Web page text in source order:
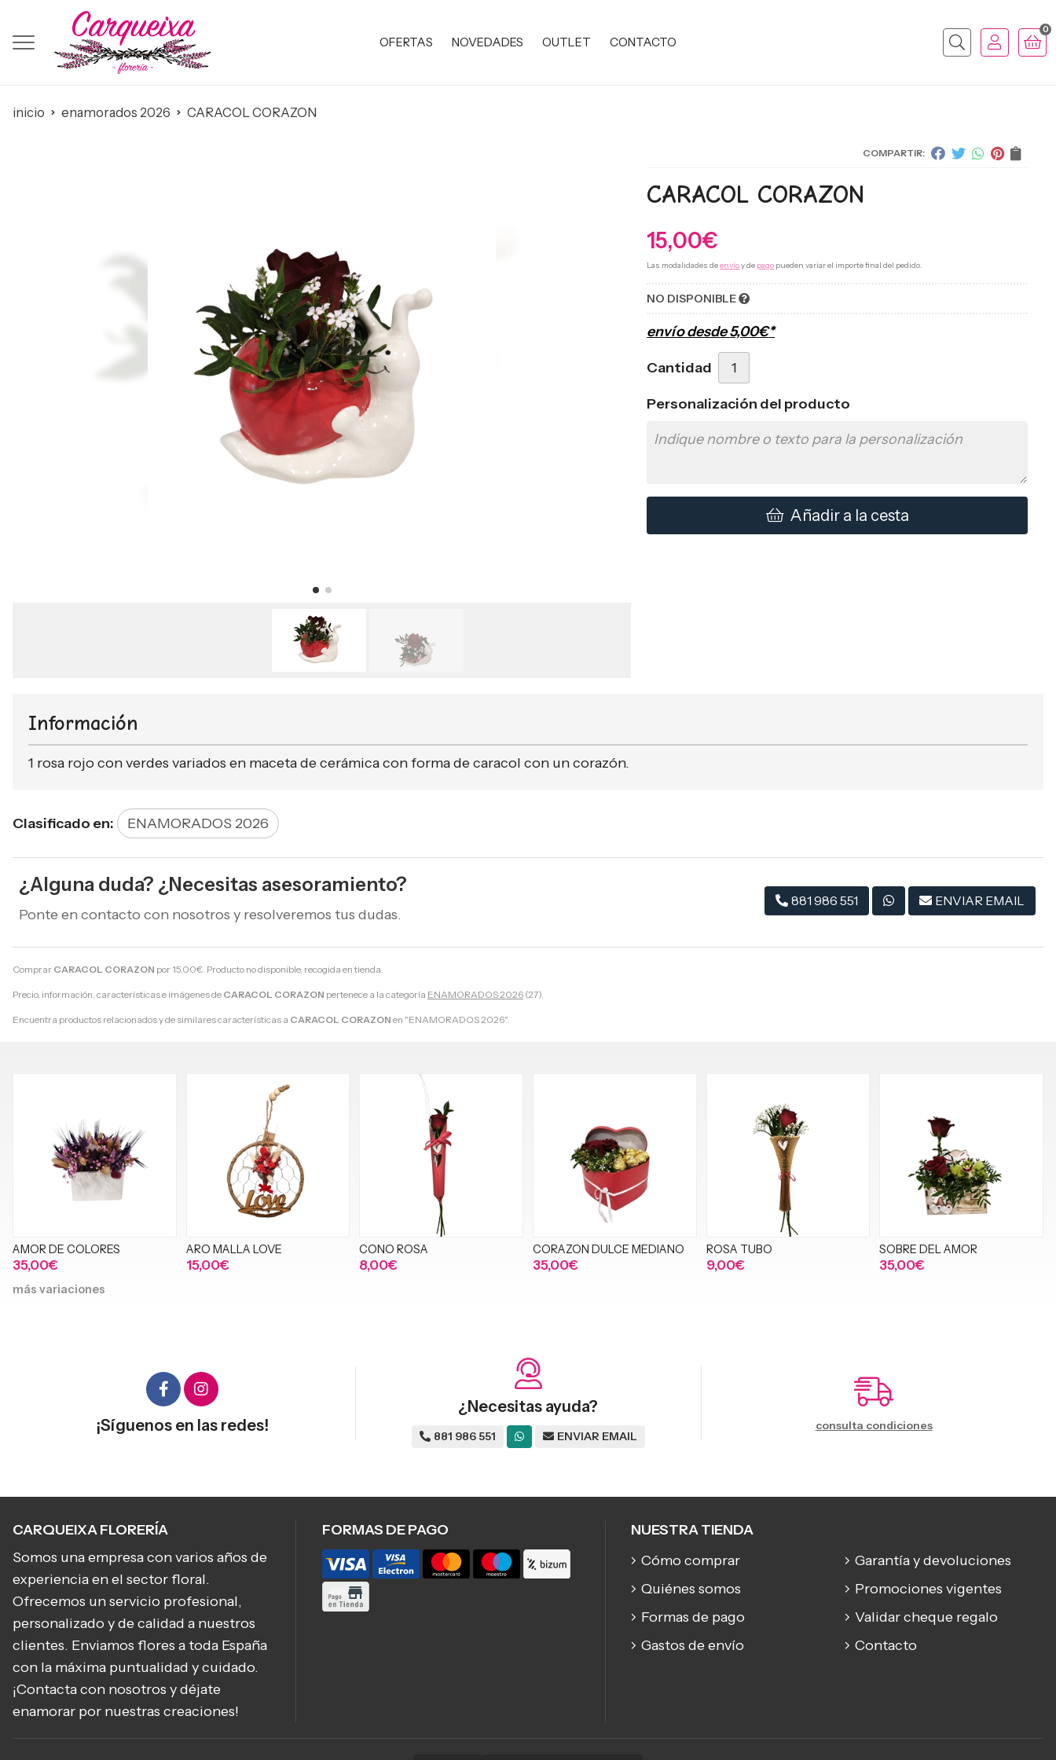
OFERTAS NOVEDADES OUTLET CONTACTO
Buscar
0
inicio enamorados 2026 CARACOL CORAZON
COMPARTIR:
CARACOL CORAZON
15,00€
Las modalidades deenvíoy de pago pueden variar el importe final del pedido.
NO DISPONIBLE
envío desde5,00€*
Cantidad
Personalización del producto
Añadir a la cesta
Comprar CARACOL CORAZON por 15,00€ . Producto no disponible, recogida en tienda.
Precio, información, características e imágenes de CARACOL CORAZON pertenece a la categoría ENAMORADOS 2026 (27).
Encuentra productos relacionados y de similares características a CARACOL CORAZON en "ENAMORADOS 2026".
Información
1 rosa rojo con verdes variados en maceta de cerámica con forma de caracol con un corazón.
Clasificado en: ENAMORADOS 2026
¿Alguna duda? ¿Necesitas asesoramiento?
Ponte en contacto con nosotros y resolveremos tus dudas.
881 986 551 ENVIAR EMAIL
AMOR DE COLORES
35,00€
más variaciones
ARO MALLA LOVE
15,00€
CONO ROSA
8,00€
CORAZON DULCE MEDIANO
35,00€
ROSA TUBO
9,00€
SOBRE DEL AMOR
35,00€
¡Síguenos en las redes!
¿Necesitas ayuda?
881 986 551 ENVIAR EMAIL
consulta condiciones
CARQUEIXA FLORERÍA
Somos una empresa con varios años de
experiencia en el sector floral.
Ofrecemos un servicio profesional,
personalizado y de calidad a nuestros
clientes. Enviamos flores a toda España
con la máxima puntualidad y cuidado.
¡Contacta con nosotros y déjate
enamorar por nuestras creaciones!
FORMAS DE PAGO
NUESTRA TIENDA
Cómo comprar
Quiénes somos
Formas de pago
Gastos de envío
Garantía y devoluciones
Promociones vigentes
Validar cheque regalo
Contacto